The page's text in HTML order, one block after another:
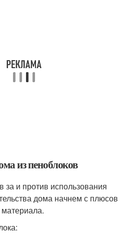
из пеноблоков
за и против использования
дома начнем с плюсов